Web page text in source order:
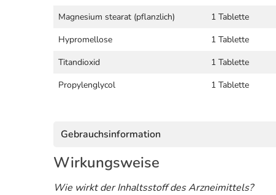
Magnesium stearat (pflanzlich)
1 Tablette
Hypromellose
1 Tablette
Titandioxid
1 Tablette
Propylenglycol
1 Tablette
Gebrauchsinformation
Wirkungsweise
Wie wirkt der Inhaltsstoff des Arzneimittels?